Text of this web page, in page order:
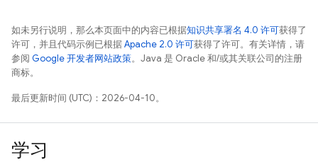
如未另行说明，那么本页面中的内容已根据知识共享署名 4.0 许可获得了
许可，并且代码示例已根据Apache 2.0 许可获得了许可。有关详情，请
参阅 Google 开发者网站政策。Java 是 Oracle 和/或其关联公司的注册
商标。
最后更新时间 (UTC)：2026-04-10。
学习